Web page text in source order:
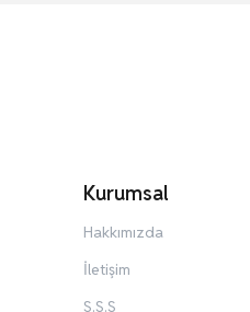
Kurumsal
Hakkımızda
İletişim
S.S.S